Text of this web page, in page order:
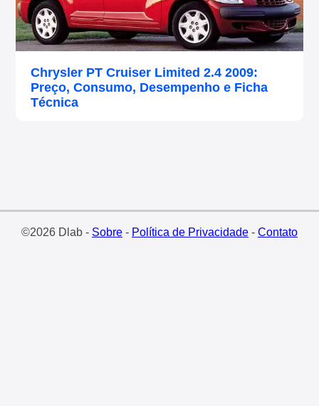
Chrysler PT Cruiser Limited 2.4 2009:
Preço, Consumo, Desempenho e Ficha
Técnica
©2026 Dlab - Sobre- Política de Privacidade- Contato